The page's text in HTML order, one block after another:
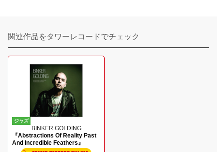
関連作品をタワーレコードでチェック
ジャズ
BINKER GOLDING
『Abstractions Of Reality Past
And Incredible Feathers』